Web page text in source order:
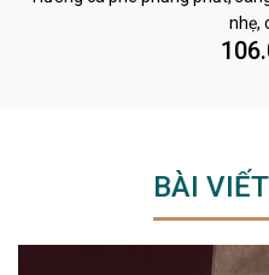
nhẹ,
BÀI